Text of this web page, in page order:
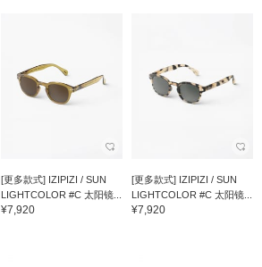
[更多款式] IZIPIZI / SUN
LIGHTCOLOR #C 太阳镜...
¥7,920
[更多款式] IZIPIZI / SUN
LIGHTCOLOR #C 太阳镜...
¥7,920